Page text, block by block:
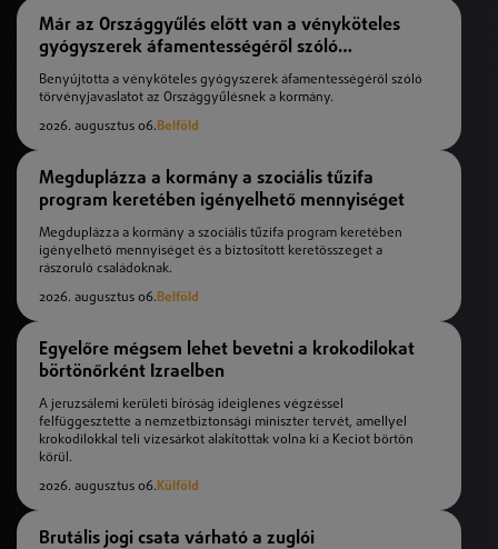
Már az Országgyűlés előtt van a vényköteles
gyógyszerek áfamentességéről szóló
Benyújtotta a vényköteles gyógyszerek áfamentességéről szóló
törvényjavaslatot az Országgyűlésnek a kormány.
2026. augusztus 06.Belföld
Megduplázza a kormány a szociális tűzifa
program keretében igényelhető mennyiséget
Megduplázza a kormány a szociális tűzifa program keretében
igényelhető mennyiséget és a biztosított keretösszeget a
rászoruló családoknak.
2026. augusztus 06.Belföld
Egyelőre mégsem lehet bevetni a krokodilokat
börtönőrként Izraelben
A jeruzsálemi kerületi bíróság ideiglenes végzéssel
felfüggesztette a nemzetbiztonsági miniszter tervét, amellyel
krokodilokkal teli vizesárkot alakítottak volna ki a Keciot börtön
körül.
2026. augusztus 06. Külföld
Brutális jogi csata várható a zuglói